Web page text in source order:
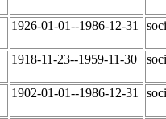
1926-01-01--1986-12-31
1918-11-23--1959-11-30
1902-01-01--1986-12-31